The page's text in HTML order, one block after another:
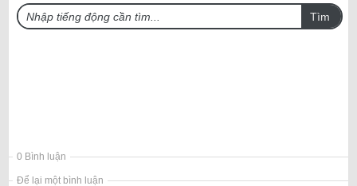
Tìm
0 Bình luận
Để lại một bình luận